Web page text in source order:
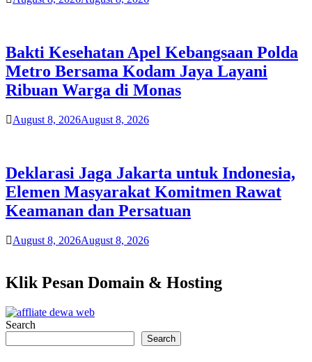
Bakti Kesehatan Apel Kebangsaan Polda
Metro Bersama Kodam Jaya Layani
Ribuan Warga di Monas
August 8, 2026August 8, 2026
Deklarasi Jaga Jakarta untuk Indonesia,
Elemen Masyarakat Komitmen Rawat
Keamanan dan Persatuan
August 8, 2026August 8, 2026
Klik Pesan Domain & Hosting
Search
Search